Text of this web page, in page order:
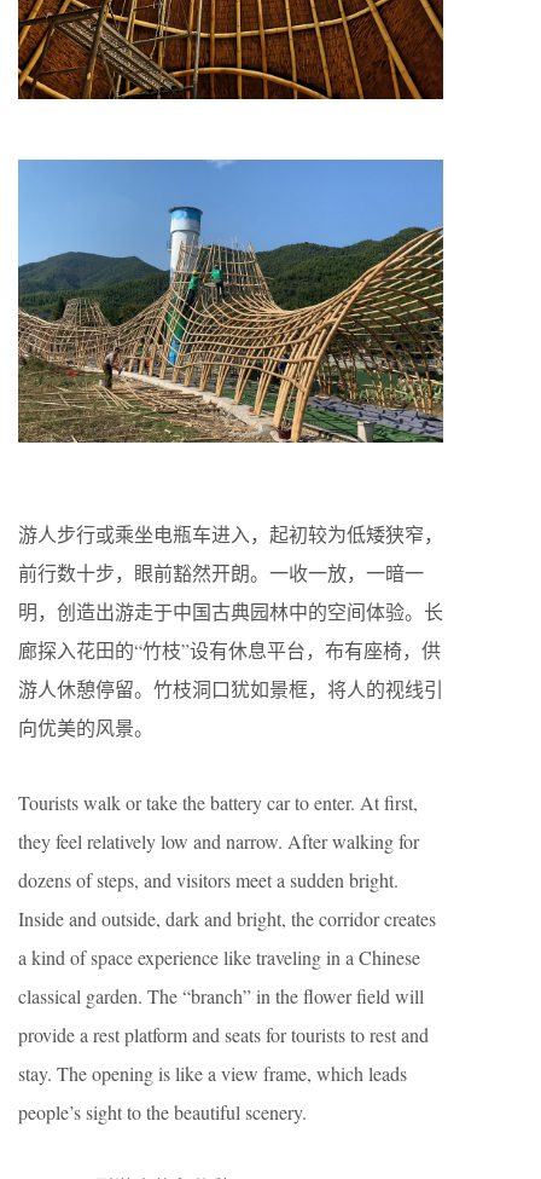
游人步行或乘坐电瓶车进入，起初较为低矮狭窄，
前行数十步，眼前豁然开朗。一收一放，一暗一
明，创造出游走于中国古典园林中的空间体验。长
廊探入花田的“竹枝”设有休息平台，布有座椅，供
游人休憩停留。竹枝洞口犹如景框，将人的视线引
向优美的风景。
Tourists walk or take the battery car to enter. At first,
they feel relatively low and narrow. After walking for
dozens of steps, and visitors meet a sudden bright.
Inside and outside, dark and bright, the corridor creates
a kind of space experience like traveling in a Chinese
classical garden. The “branch” in the flower field will
provide a rest platform and seats for tourists to rest and
stay. The opening is like a view frame, which leads
people’s sight to the beautiful scenery.